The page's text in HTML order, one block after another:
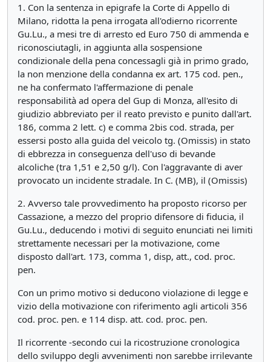
1. Con la sentenza in epigrafe la Corte di Appello di
Milano, ridotta la pena irrogata all'odierno ricorrente
Gu.Lu., a mesi tre di arresto ed Euro 750 di ammenda e
riconosciutagli, in aggiunta alla sospensione
condizionale della pena concessagli già in primo grado,
la non menzione della condanna ex art. 175 cod. pen.,
ne ha confermato l'affermazione di penale
responsabilità ad opera del Gup di Monza, all'esito di
giudizio abbreviato per il reato previsto e punito dall'art.
186, comma 2 lett. c) e comma 2bis cod. strada, per
essersi posto alla guida del veicolo tg. (Omissis) in stato
di ebbrezza in conseguenza dell'uso di bevande
alcoliche (tra 1,51 e 2,50 g/l). Con l'aggravante di aver
provocato un incidente stradale. In C. (MB), il (Omissis)
2. Avverso tale provvedimento ha proposto ricorso per
Cassazione, a mezzo del proprio difensore di fiducia, il
Gu.Lu., deducendo i motivi di seguito enunciati nei limiti
strettamente necessari per la motivazione, come
disposto dall'art. 173, comma 1, disp, att., cod. proc.
pen.
Con un primo motivo si deducono violazione di legge e
vizio della motivazione con riferimento agli articoli 356
cod. proc. pen. e 114 disp. att. cod. proc. pen.
Il ricorrente -secondo cui la ricostruzione cronologica
dello sviluppo degli avvenimenti non sarebbe irrilevante